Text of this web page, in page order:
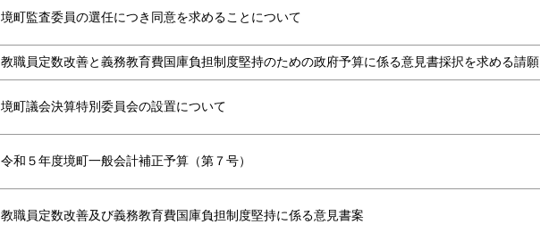
境町監査委員の選任につき同意を求めることについて
教職員定数改善と義務教育費国庫負担制度堅持のための政府予算に係る意見書採択を求める請願
境町議会決算特別委員会の設置について
令和５年度境町一般会計補正予算（第７号）
教職員定数改善及び義務教育費国庫負担制度堅持に係る意見書案